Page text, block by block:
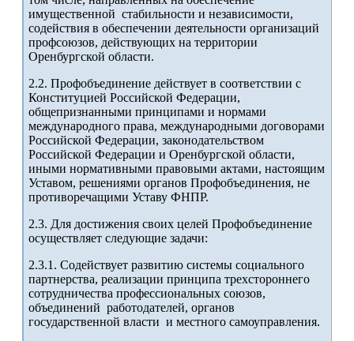
имущественной стабильности и независимости,
содействия в обеспечении деятельности организаций
профсоюзов, действующих на территории
Оренбургской области.
2.2. Профобъединение действует в соответствии с
Конституцией Российской Федерации,
общепризнанными принципами и нормами
международного права, международными договорами
Российской Федерации, законодательством
Российской Федерации и Оренбургской области,
иными нормативными правовыми актами, настоящим
Уставом, решениями органов Профобъединения, не
противоречащими Уставу ФНПР.
2.3. Для достижения своих целей Профобъединение
осуществляет следующие задачи:
2.3.1. Содействует развитию системы социального
партнерства, реализации принципа трехстороннего
сотрудничества профессиональных союзов,
объединений работодателей, органов
государственной власти и местного самоуправления.